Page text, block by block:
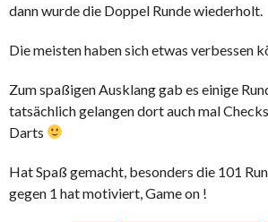
dann wurde die Doppel Runde wiederholt.
Die meisten haben sich etwas verbessen
Zum spaßigen Ausklang gab es einige
tatsächlich gelangen dort auch mal
Darts
Hat Spaß gemacht, besonders die 101
gegen 1 hat motiviert, Game on !